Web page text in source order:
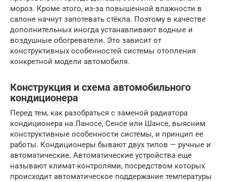
мороз. Кроме этого, из-за повышенной влажности в
салоне начнут запотевать стёкла. Поэтому в качестве
дополнительных иногда устанавливают водные и
воздушные обогреватели. Это зависит от
конструктивных особенностей системы отопления
конкретной модели автомобиля.
Конструкция и схема автомобильного
кондиционера
Перед тем, как разобраться с заменой радиатора
кондиционера на Ланосе, Сенсе или Шансе, выясним
конструктивные особенности системы, и принцип ее
работы. Кондиционеры бывают двух типов — ручные и
автоматические. Автоматические устройства еще
называют климат-контролями, посредством которых
происходит автоматическое поддержание температуры